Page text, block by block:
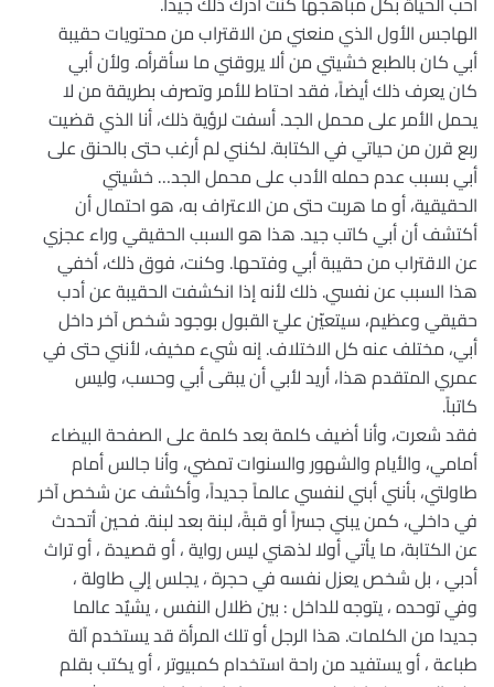
الهاجس الأول الذي منعني من الاقتراب من محتويات حقيبة
أبي كان بالطبع خشيتي من ألا يروقني ما سأقرأه. ولأن أبي
كان يعرف ذلك أيضاً، فقد احتاط للأمر وتصرف بطريقة من لا
يحمل الأمر على محمل الجد. أسفت لرؤية ذلك، أنا الذي قضيت
ربع قرن من حياتي في الكتابة. لكنني لم أرغب حتى بالحنق على
أبي بسبب عدم حمله الأدب على محمل الجد… خشيتي
الحقيقية، أو ما هربت حتى من الاعتراف به، هو احتمال أن
أكتشف أن أبي كاتب جيد. هذا هو السبب الحقيقي وراء عجزي
عن الاقتراب من حقيبة أبي وفتحها. وكنت، فوق ذلك، أخفي
هذا السبب عن نفسي. ذلك لأنه إذا انكشفت الحقيبة عن أدب
حقيقي وعظيم، سيتعيّن عليّ القبول بوجود شخص آخر داخل
أبي، مختلف عنه كل الاختلاف. إنه شيء مخيف، لأنني حتى في
عمري المتقدم هذا، أريد لأبي أن يبقى أبي وحسب، وليس
كاتباً.
فقد شعرت، وأنا أضيف كلمة بعد كلمة على الصفحة البيضاء
أمامي، والأيام والشهور والسنوات تمضي، وأنا جالس أمام
طاولتي، بأنني أبني لنفسي عالماً جديداً، وأكشف عن شخص آخر
في داخلي، كمن يبني جسراً أو قبةً، لبنة بعد لبنة. فحين أتحدث
عن الكتابة، ما يأتي أولا لذهني ليس رواية ، أو قصيدة ، أو تراث
أدبي ، بل شخص يعزل نفسه في حجرة ، يجلس إلي طاولة ،
وفي توحده ، يتوجه للداخل : بين ظلال النفس ، يشيٌد عالما
جديدا من الكلمات. هذا الرجل أو تلك المرأة قد يستخدم آلة
طباعة ، أو يستفيد من راحة استخدام كمبيوتر ، أو يكتب بقلم